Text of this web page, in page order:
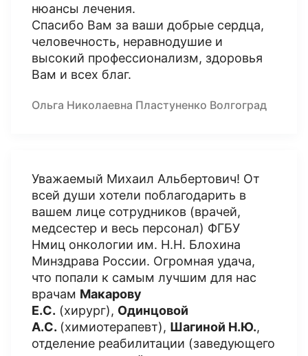
нюансы лечения.
Спасибо Вам за ваши добрые сердца,
человечность, неравнодушие и
высокий профессионализм, здоровья
Вам и всех благ.
Ольга Николаевна Пластуненко Волгоград
Уважаемый Михаил Альбертович! От
всей души хотели поблагодарить в
вашем лице сотрудников (врачей,
медсестер и весь персонал) ФГБУ
Нмиц онкологии им. Н.Н. Блохина
Минздрава России. Огромная удача,
что попали к самым лучшим для нас
врачам Макарову
Е.С. (хирург), Одинцовой
А.С. (химиотерапевт), Шагиной Н.Ю.,
отделение реабилитации (заведующего